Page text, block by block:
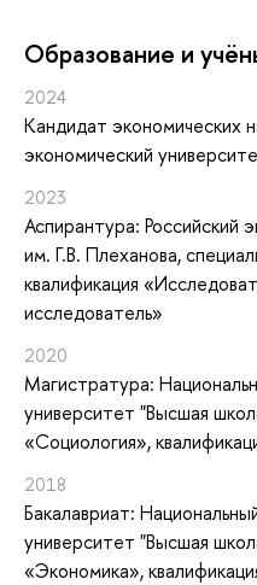
Oбразование и
2024
Кандидат экономических
экономический
2023
Аспирантура: Российский
им. Г.В. Плеханова,
квалификация
исследователь»
2020
Магистратура:
университет "Высшая
«Социология»,
2018
Бакалавриат:
университет "Высшая
«Экономика»,